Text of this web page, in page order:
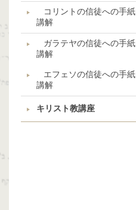
コリントの信徒への手紙
講解
ガラテヤの信徒への手紙
講解
エフェソの信徒への手紙
講解
キリスト教講座